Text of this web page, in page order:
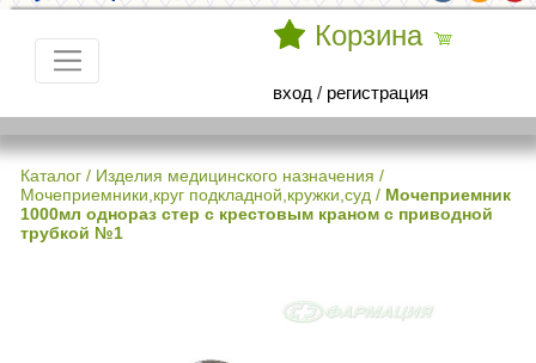
Корзина
вход / регистрация
Каталог / Изделия медицинского назначения /
Мочеприемники,круг подкладной,кружки,суд / Мочеприемник
1000мл однораз стер с крестовым краном с приводной
трубкой №1